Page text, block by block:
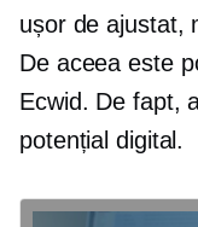
ușor de ajustat,
De aceea este
Ecwid. De fapt,
potențial digital.